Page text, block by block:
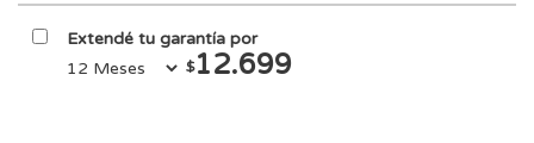
Extendé tu garantía por
$12.699